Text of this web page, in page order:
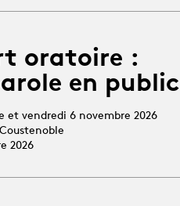
oratoire :
en public
et vendredi 6 novembre 2026
2026